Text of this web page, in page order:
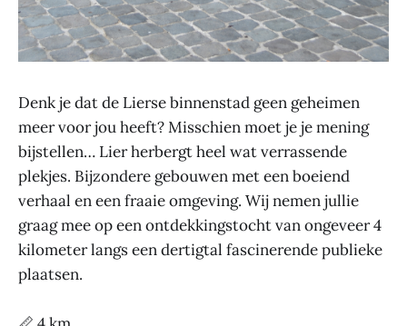
Denk je dat de Lierse binnenstad geen geheimen
meer voor jou heeft? Misschien moet je je mening
bijstellen… Lier herbergt heel wat verrassende
plekjes. Bijzondere gebouwen met een boeiend
verhaal en een fraaie omgeving. Wij nemen jullie
graag mee op een ontdekkingstocht van ongeveer 4
kilometer langs een dertigtal fascinerende publieke
plaatsen.